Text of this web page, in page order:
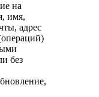
на
имя,
адрес
без